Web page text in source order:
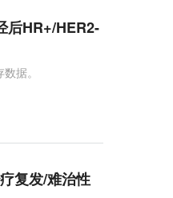
后HR+/HER2-
据。
复发/难治性